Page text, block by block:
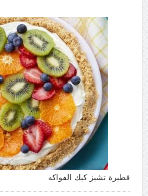
فطيرة تشيز كيك الفواكه